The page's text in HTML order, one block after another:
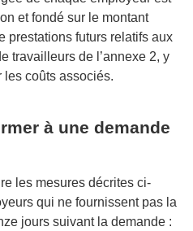
et fondé sur le montant
prestations futurs relatifs aux
travailleurs de l’annexe 2, y
coûts associés.
à une demande
les mesures décrites ci-
qui ne fournissent pas la
jours suivant la demande :